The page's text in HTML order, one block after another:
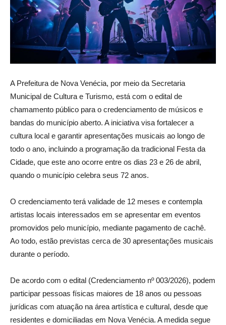
A Prefeitura de Nova Venécia, por meio da Secretaria
Municipal de Cultura e Turismo, está com o edital de
chamamento público para o credenciamento de músicos e
bandas do município aberto. A iniciativa visa fortalecer a
cultura local e garantir apresentações musicais ao longo de
todo o ano, incluindo a programação da tradicional Festa da
Cidade, que este ano ocorre entre os dias 23 e 26 de abril,
quando o município celebra seus 72 anos.
O credenciamento terá validade de 12 meses e contempla
artistas locais interessados em se apresentar em eventos
promovidos pelo município, mediante pagamento de cachê.
Ao todo, estão previstas cerca de 30 apresentações musicais
durante o período.
De acordo com o edital (Credenciamento nº 003/2026), podem
participar pessoas físicas maiores de 18 anos ou pessoas
jurídicas com atuação na área artística e cultural, desde que
residentes e domiciliadas em Nova Venécia. A medida segue